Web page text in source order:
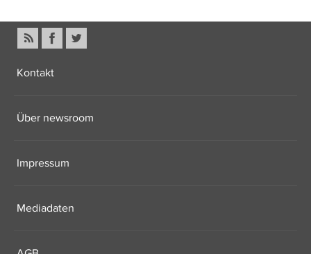
Kontakt
Über newsroom
Impressum
Mediadaten